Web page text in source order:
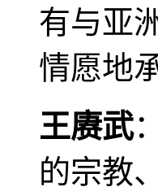
有与亚
情愿地
王赓武
的宗教